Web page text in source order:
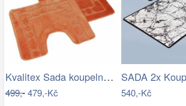
Kvalitex Sada koupelnových předložek…
499,-479,-Kč 540,-Kč